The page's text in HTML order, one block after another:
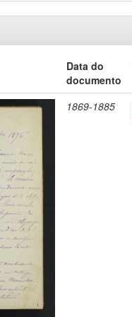
Data do
documento
1869-1885